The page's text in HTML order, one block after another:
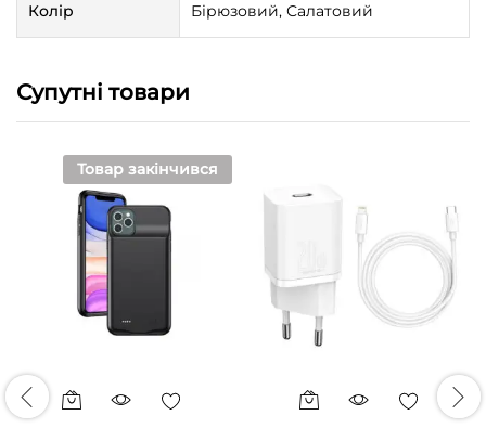
Колір Бірюзовий, Салатовий
Супутні товари
Товар закінчився